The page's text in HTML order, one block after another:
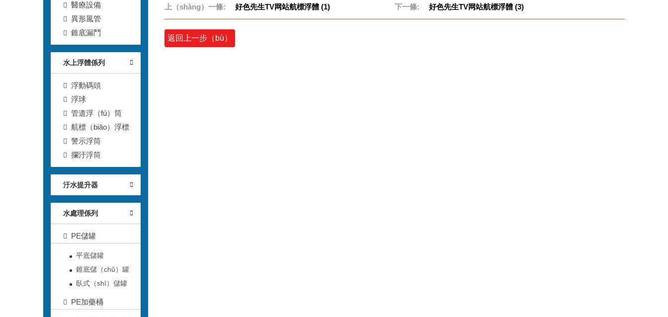
醫療設備
異形風管
錐底漏鬥
水上浮體係列
浮動碼頭
浮球
管道浮（fú）筒
航標（biāo）浮標
警示浮筒
攔汙浮筒
汙水提升器
水處理係列
PE儲罐
平底儲罐
錐底儲（chǔ）罐
臥式（shì）儲罐
PE加藥桶
上（shàng）一條: 好色先生TV网站航標浮體 (1) 下一條: 好色先生TV网站航標浮體 (3)
返回上一步（bù）